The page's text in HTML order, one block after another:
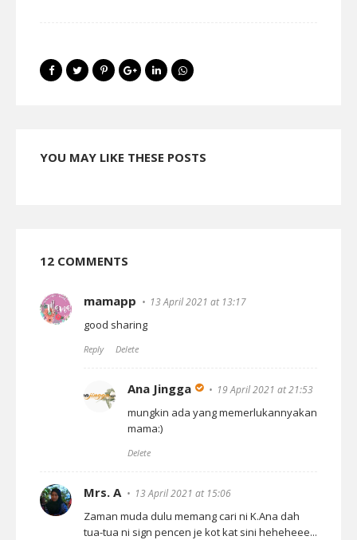
YOU MAY LIKE THESE POSTS
12 COMMENTS
mamapp 13 April 2021 at 13:17
good sharing
Reply Delete
Ana Jingga 19 April 2021 at 21:53
mungkin ada yang memerlukannyakan
mama:)
Delete
Mrs. A 13 April 2021 at 15:06
Zaman muda dulu memang cari ni K.Ana dah
tua-tua ni sign pencen je kot kat sini heheheee...